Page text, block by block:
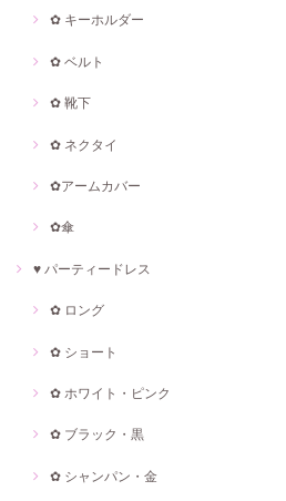
✿ キーホルダー
✿ ベルト
✿ 靴下
✿ ネクタイ
✿アームカバー
✿傘
♥ パーティードレス
✿ ロング
✿ ショート
✿ ホワイト・ピンク
✿ ブラック・黒
✿ シャンパン・金